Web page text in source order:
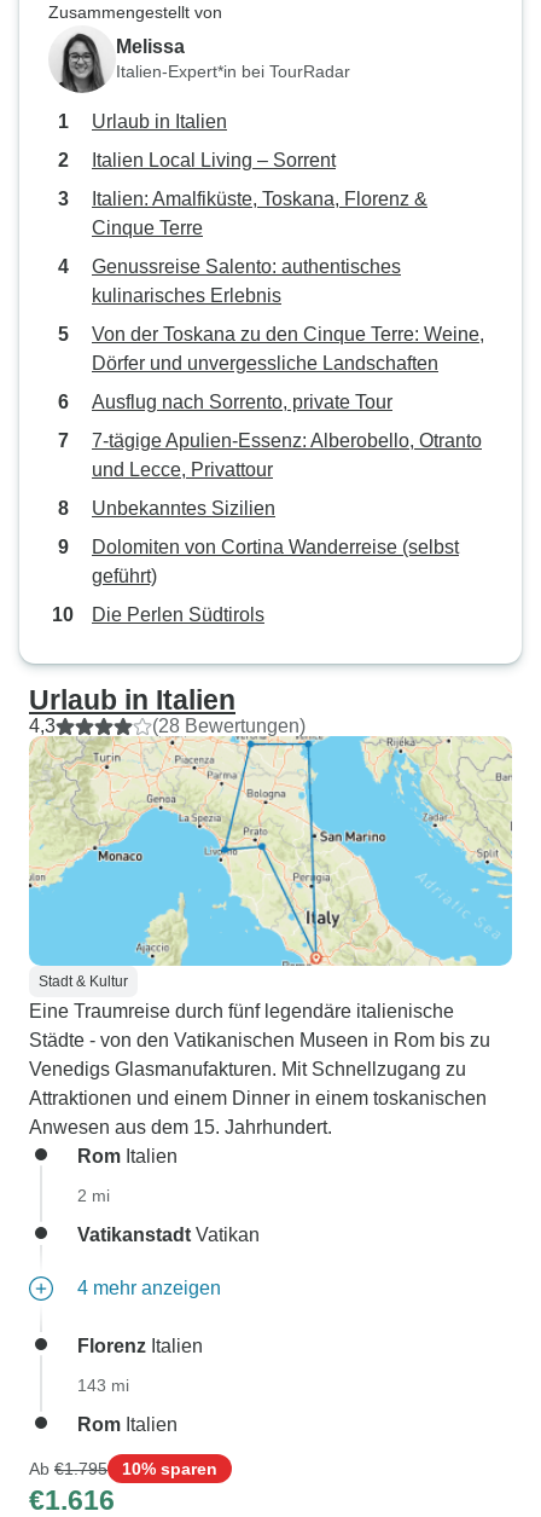
Zusammengestellt von
Melissa
Italien-Expert*in bei TourRadar
Urlaub in Italien
Italien Local Living – Sorrent
Italien: Amalfiküste, Toskana, Florenz &
Cinque Terre
Genussreise Salento: authentisches
kulinarisches Erlebnis
Von der Toskana zu den Cinque Terre: Weine,
Dörfer und unvergessliche Landschaften
Ausflug nach Sorrento, private Tour
7-tägige Apulien-Essenz: Alberobello, Otranto
und Lecce, Privattour
Unbekanntes Sizilien
Dolomiten von Cortina Wanderreise (selbst
geführt)
Die Perlen Südtirols
Urlaub in Italien
4,3 (28 Bewertungen)
Stadt & Kultur
Eine Traumreise durch fünf legendäre italienische
Städte - von den Vatikanischen Museen in Rom bis zu
Venedigs Glasmanufakturen. Mit Schnellzugang zu
Attraktionen und einem Dinner in einem toskanischen
Anwesen aus dem 15. Jahrhundert.
Rom Italien
2 mi
Vatikanstadt Vatikan
4 mehr anzeigen
Florenz Italien
143 mi
Rom Italien
Ab €1.795 10% sparen
€1.616